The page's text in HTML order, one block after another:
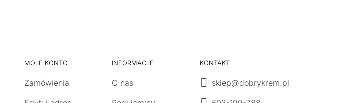
MOJE KONTO
Zamówienia
INFORMACJE
O nas
KONTAKT
sklep@dobrykrem.pl